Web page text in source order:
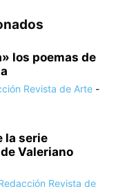
los poemas de
Revista de Arte -
la serie
Valeriano
Revista de